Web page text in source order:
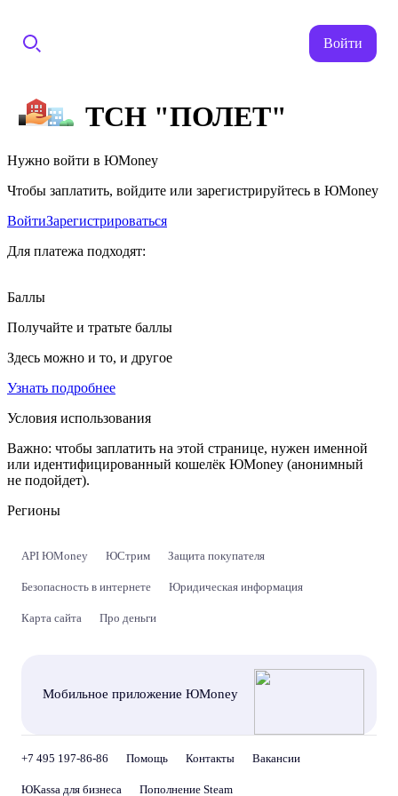
Войти
ТСН "ПОЛЕТ"
Нужно войти в ЮMoney
Чтобы заплатить, войдите или зарегистрируйтесь в ЮMoney
ВойтиЗарегистрироваться
Для платежа подходят:
Баллы
Получайте и тратьте баллы
Здесь можно и то, и другое
Узнать подробнее
Условия использования
Важно: чтобы заплатить на этой странице, нужен именной
или идентифицированный кошелёк ЮMoney (анонимный
не подойдет).
Регионы
API ЮMoney ЮСтрим Защита покупателя
Безопасность в интернете Юридическая информация
Карта сайта Про деньги
Мобильное приложение ЮMoney
+7 495 197-86-86 Помощь Контакты Вакансии
ЮKassa для бизнеса Пополнение Steam